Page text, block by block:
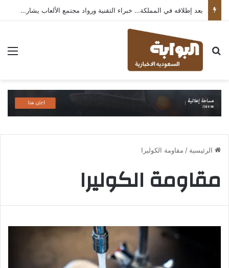
بعد إطلاقه في المملكة… خبراء التقنية ورواد مجتمع الألعاب يشاركون انطباعاتهم حول TECNO POVA 8 Pro 5G
بحث عن
الرئيسية / مقاومة الكوليرا
مقاومة الكوليرا